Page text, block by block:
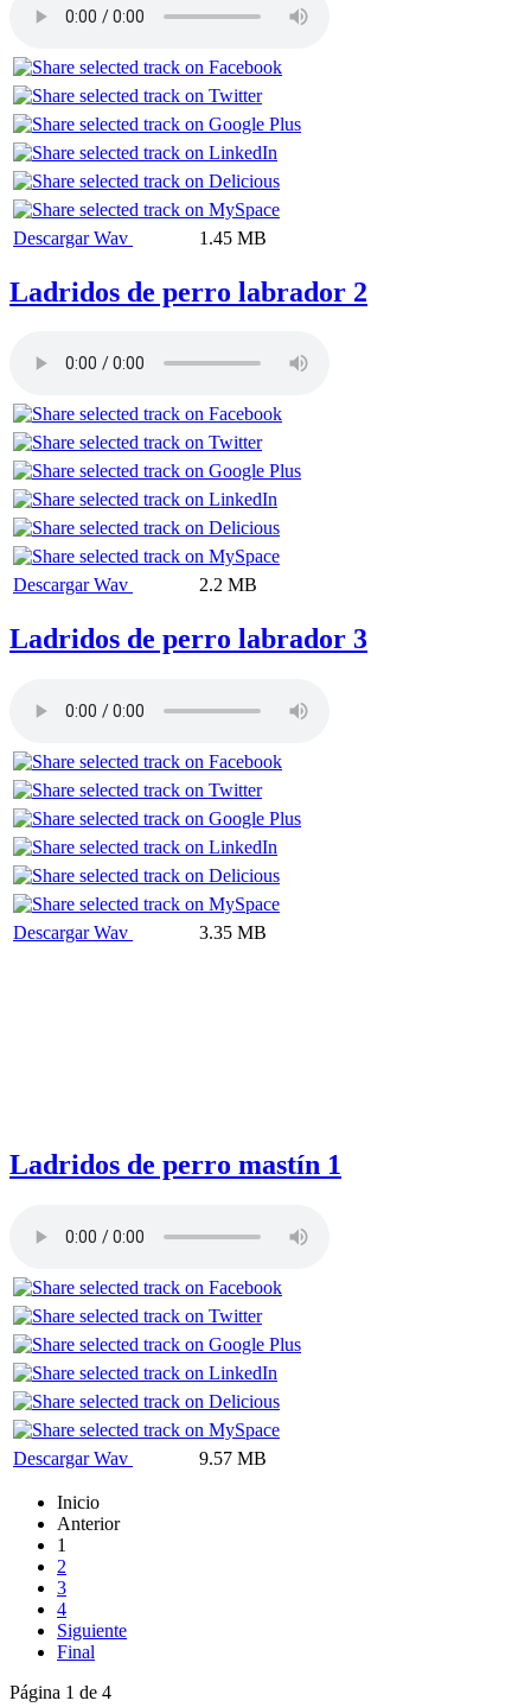
Descargar Wav 1.45 MB
Ladridos de perro labrador 2
Descargar Wav 2.2 MB
Ladridos de perro labrador 3
Descargar Wav 3.35 MB
Ladridos de perro mastín 1
Descargar Wav 9.57 MB
Inicio
Anterior
1
2
3
4
Siguiente
Final
Página 1 de 4